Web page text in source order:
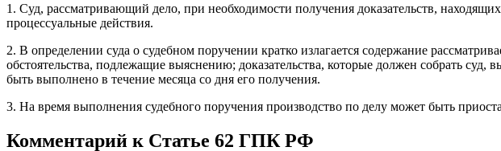
1. Суд, рассматривающий дело, при необходимости получения доказательств,
процессуальные действия.
2. В определении суда о судебном поручении кратко излагается содержание
обстоятельства, подлежащие выяснению; доказательства, которые должен собрать
быть выполнено в течение месяца со дня его получения.
3. На время выполнения судебного поручения производство по делу может быть
Комментарий к Статье 62 ГПК РФ